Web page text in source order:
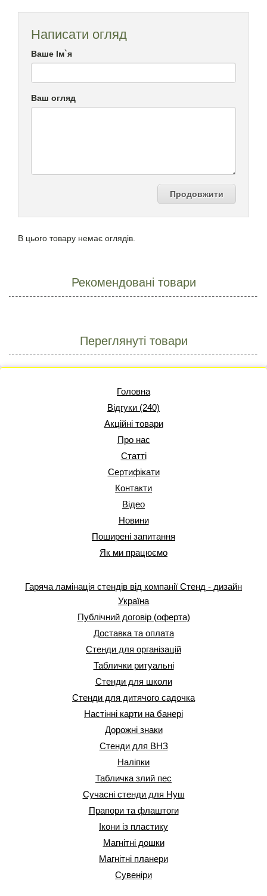
Написати огляд
Ваше Ім`я
Ваш огляд
Продовжити
В цього товару немає оглядів.
Рекомендовані товари
Переглянуті товари
Головна
Відгуки (240)
Акційні товари
Про нас
Статті
Сертифікати
Контакти
Відео
Новини
Поширені запитання
Як ми працюємо
Гаряча ламінація стендів від компанії Стенд - дизайн
Україна
Публічний договір (оферта)
Доставка та оплата
Стенди для організацій
Таблички ритуальні
Стенди для школи
Стенди для дитячого садочка
Настінні карти на банері
Дорожні знаки
Стенди для ВНЗ
Наліпки
Табличка злий пес
Сучасні стенди для Нуш
Прапори та флаштоги
Ікони із пластику
Магнітні дошки
Магнітні планери
Сувеніри